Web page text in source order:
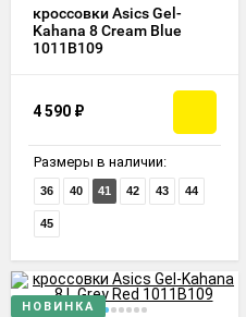
кроссовки Asics Gel-
Kahana 8 Cream Blue
1011B109
4 590 ₽
Размеры в наличии:
36 40 41 42 43 44
45
НОВИНКА